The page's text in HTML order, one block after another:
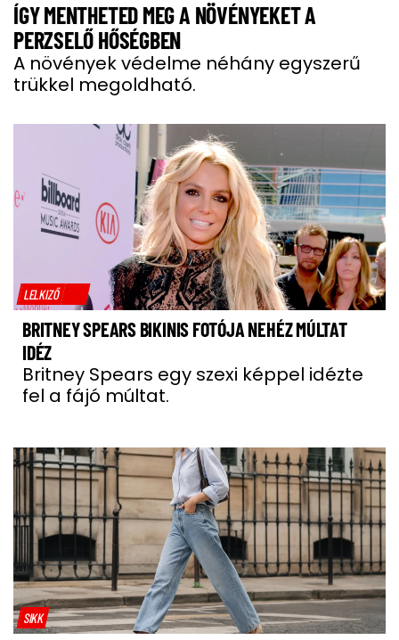
ÍGY MENTHETED MEG A NÖVÉNYEKET A
PERZSELŐ HŐSÉGBEN
A növények védelme néhány egyszerű
trükkel megoldható.
LELKIZŐ
BRITNEY SPEARS BIKINIS FOTÓJA NEHÉZ MÚLTAT
IDÉZ
Britney Spears egy szexi képpel idézte
fel a fájó múltat.
SIKK